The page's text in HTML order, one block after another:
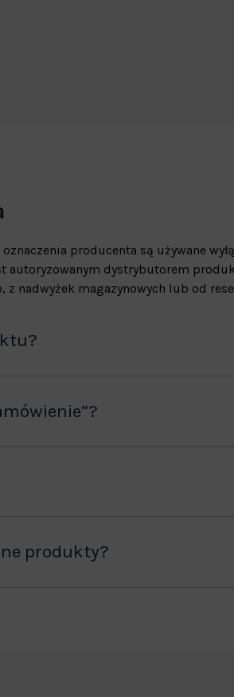
producenta są używane
autoryzowanym dystrybutorem
nadwyżek magazynowych lub od
produkty?